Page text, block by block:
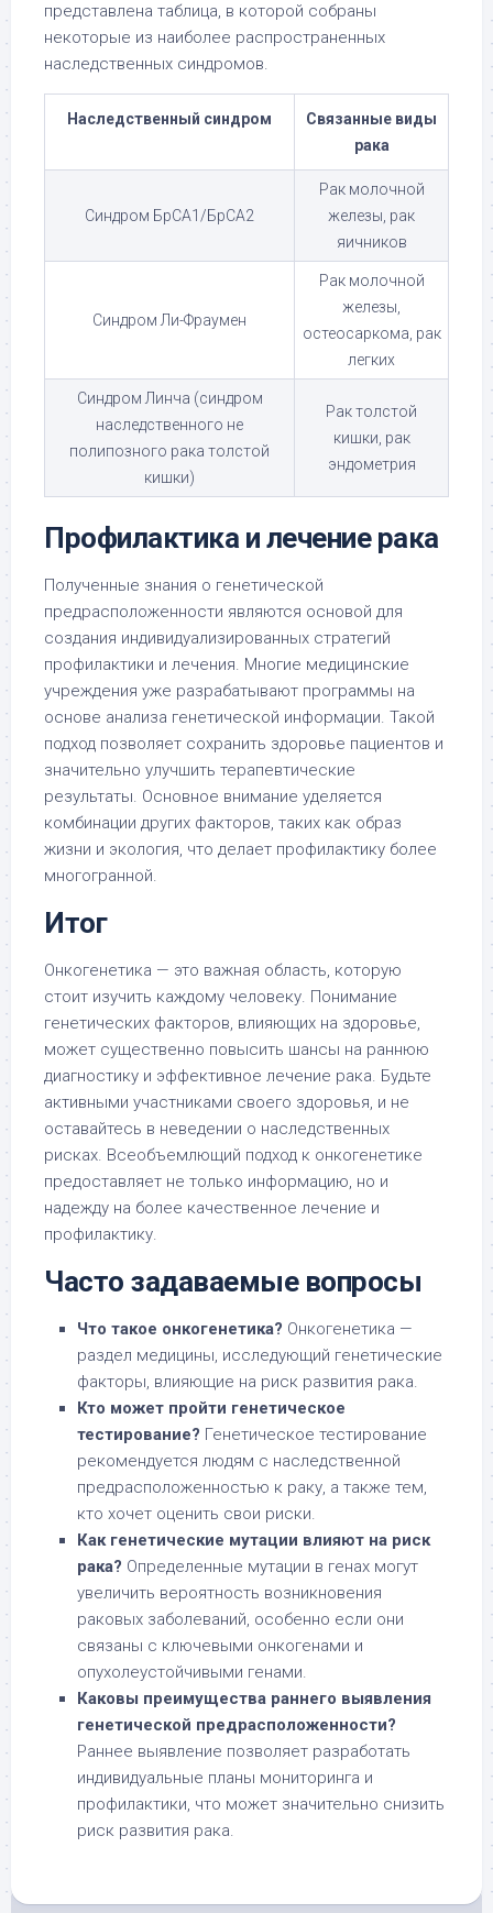
представлена таблица, в которой собраны
некоторые из наиболее распространенных
наследственных синдромов.
Наследственный синдром
Связанные виды
рака
Синдром БрCA1/БрCA2
Рак молочной
железы, рак
яичников
Синдром Ли-Фраумен
Рак молочной
железы,
остеосаркома, рак
легких
Синдром Линча (синдром
наследственного не
полипозного рака толстой
кишки)
Рак толстой
кишки, рак
эндометрия
Профилактика и лечение рака
Полученные знания о генетической
предрасположенности являются основой для
создания индивидуализированных стратегий
профилактики и лечения. Многие медицинские
учреждения уже разрабатывают программы на
основе анализа генетической информации. Такой
подход позволяет сохранить здоровье пациентов и
значительно улучшить терапевтические
результаты. Основное внимание уделяется
комбинации других факторов, таких как образ
жизни и экология, что делает профилактику более
многогранной.
Итог
Онкогенетика — это важная область, которую
стоит изучить каждому человеку. Понимание
генетических факторов, влияющих на здоровье,
может существенно повысить шансы на раннюю
диагностику и эффективное лечение рака. Будьте
активными участниками своего здоровья, и не
оставайтесь в неведении о наследственных
рисках. Всеобъемлющий подход к онкогенетике
предоставляет не только информацию, но и
надежду на более качественное лечение и
профилактику.
Часто задаваемые вопросы
Что такое онкогенетика? Онкогенетика —
раздел медицины, исследующий генетические
факторы, влияющие на риск развития рака.
Кто может пройти генетическое
тестирование? Генетическое тестирование
рекомендуется людям с наследственной
предрасположенностью к раку, а также тем,
кто хочет оценить свои риски.
Как генетические мутации влияют на риск
рака? Определенные мутации в генах могут
увеличить вероятность возникновения
раковых заболеваний, особенно если они
связаны с ключевыми онкогенами и
опухолеустойчивыми генами.
Каковы преимущества раннего выявления
генетической предрасположенности?
Раннее выявление позволяет разработать
индивидуальные планы мониторинга и
профилактики, что может значительно снизить
риск развития рака.